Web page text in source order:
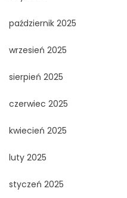
październik 2025
wrzesień 2025
sierpień 2025
czerwiec 2025
kwiecień 2025
luty 2025
styczeń 2025